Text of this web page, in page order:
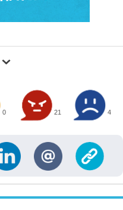
0 21 4